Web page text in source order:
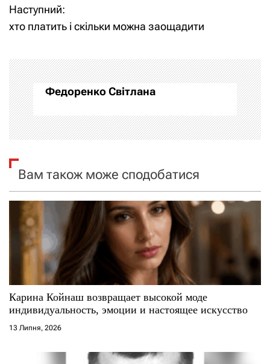
в
г
а
ц
і
я
з
с
і
Наступний:
хто платить і скільки можна заощадити
Федоренко Світлана
Вам також може сподобатися
Карина Койнаш возвращает высокой моде
индивидуальность, эмоции и настоящее искусство
13 Липня, 2026